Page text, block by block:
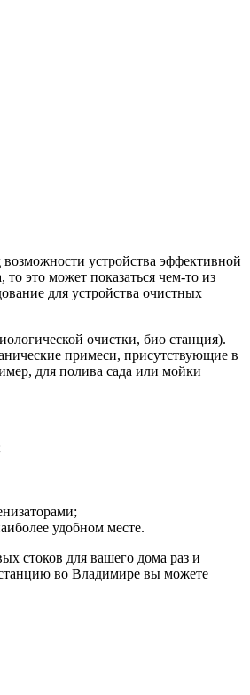
устройства эффективной
это может показаться чем-то из
для устройства очистных
очистки, био станция).
примеси, присутствующие в
для полива сада или мойки
удобном месте.
стоков для вашего дома раз и
во Владимире вы можете